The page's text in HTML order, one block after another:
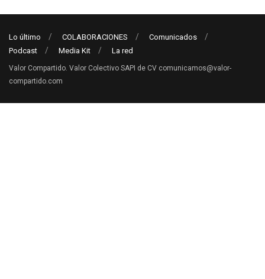
Lo último COLABORACIONES
Comunicados
Podcast
Media Kit La red
Valor Compartido. Valor Colectivo SAPI de CV comunicamos@valor-
compartido.com